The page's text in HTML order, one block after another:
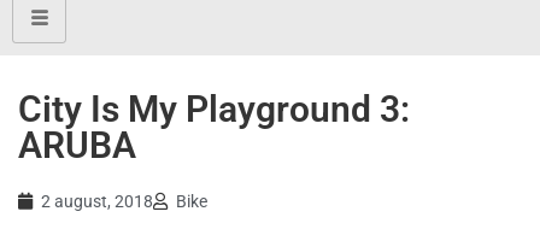
City Is My Playground 3:
ARUBA
2 august, 2018 Bike